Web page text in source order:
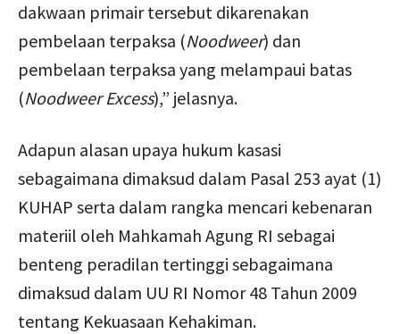
dakwaan primair tersebut dikarenakan
pembelaan terpaksa (Noodweer) dan
pembelaan terpaksa yang melampaui batas
(Noodweer Excess),” jelasnya.
Adapun alasan upaya hukum kasasi
sebagaimana dimaksud dalam Pasal 253 ayat (1)
KUHAP serta dalam rangka mencari kebenaran
materiil oleh Mahkamah Agung RI sebagai
benteng peradilan tertinggi sebagaimana
dimaksud dalam UU RI Nomor 48 Tahun 2009
tentang Kekuasaan Kehakiman.